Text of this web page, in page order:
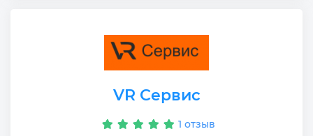
VR Сервис
1 отзыв